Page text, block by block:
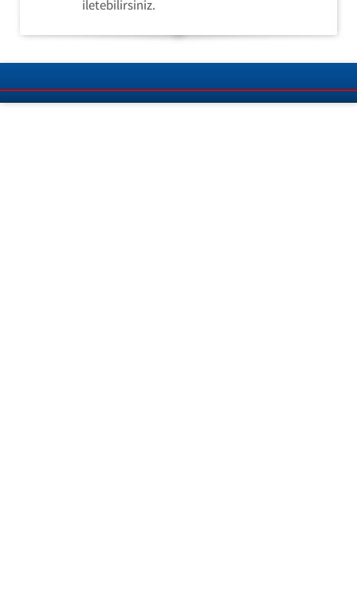
iletebilirsiniz.